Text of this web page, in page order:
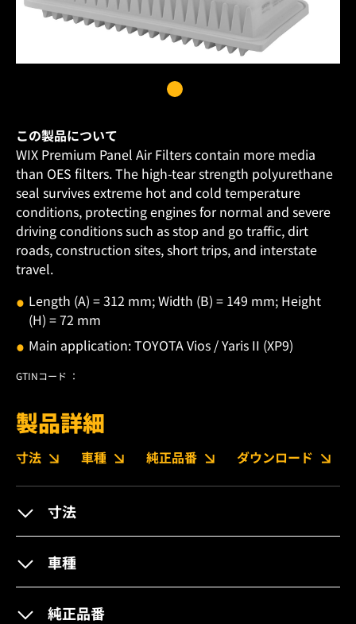
この製品について
WIX Premium Panel Air Filters contain more media
than OES filters. The high-tear strength polyurethane
seal survives extreme hot and cold temperature
conditions, protecting engines for normal and severe
driving conditions such as stop and go traffic, dirt
roads, construction sites, short trips, and interstate
travel.
Length (A) = 312 mm; Width (B) = 149 mm; Height
(H) = 72 mm
Main application: TOYOTA Vios / Yaris II (XP9)
GTINコード ：
製品詳細
寸法 車種 純正品番 ダウンロード
寸法
車種
純正品番